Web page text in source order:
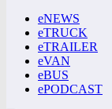
eNEWS
eTRUCK
eTRAILER
eVAN
eBUS
ePODCAST